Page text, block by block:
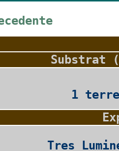
Substrat
1
Tres